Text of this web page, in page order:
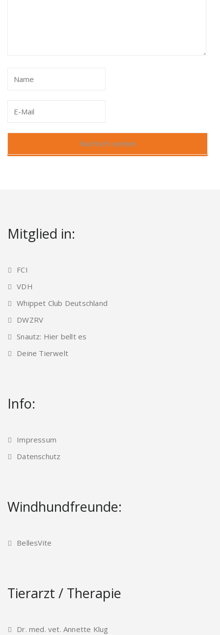
Mitglied in:
FCI
VDH
Whippet Club Deutschland
DWZRV
Snautz: Hier bellt es
Deine Tierwelt
Info:
Impressum
Datenschutz
Windhundfreunde:
BellesVite
Tierarzt / Therapie
Dr. med. vet. Annette Klug